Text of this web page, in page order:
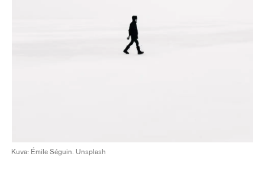
Kuva: Émile Séguin. Unsplash